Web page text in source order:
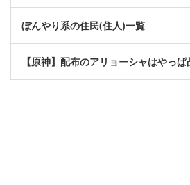
ぼんやり系の住民(住人)一覧
【原神】配布のアリョーシャはやっ